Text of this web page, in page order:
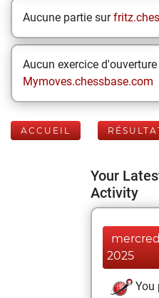
Aucune partie sur
Aucun exercice
Mymoves.chessbase.com
ACCUEIL
Your
Activity
2025
You